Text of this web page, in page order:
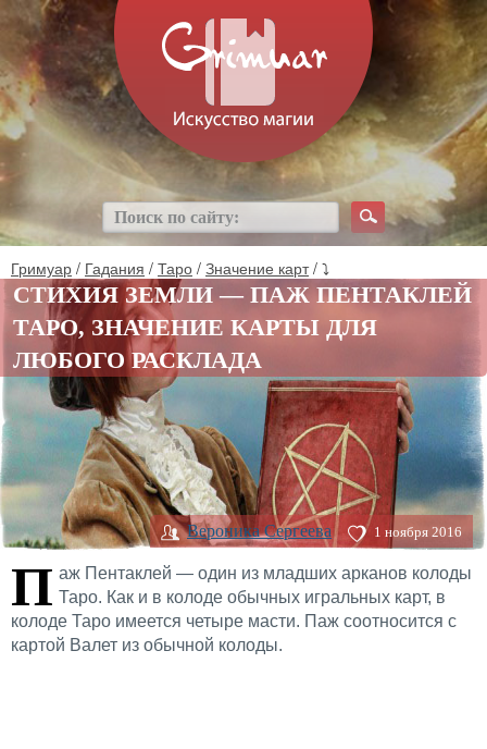
Гримуар / Гадания / Таро / Значение карт/ ⤵
СТИХИЯ ЗЕМЛИ — ПАЖ ПЕНТАКЛЕЙ
ТАРО, ЗНАЧЕНИЕ КАРТЫ ДЛЯ
ЛЮБОГО РАСКЛАДА
Вероника Сергеева 1 ноября 2016
П аж Пентаклей — один из младших арканов колоды
Таро. Как и в колоде обычных игральных карт, в
колоде Таро имеется четыре масти. Паж соотносится с
картой Валет из обычной колоды.